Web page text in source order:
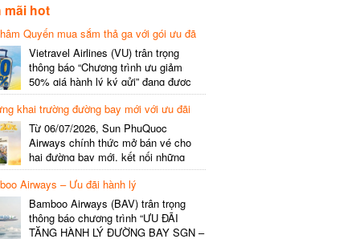
hot
Quyến mua sắm thả ga với gói ưu đã
gói cước
Vietravel Airlines (VU) trân trọng
thông báo “Chương trình ưu giảm
50% giá hành lý ký gửi” đang được
triển khai cho đường bay quốc tế mới
kết nối từ TP. Hồ Chí Minh
(SGN) đi Thâm Quyến – Trung Quốc
(SZX), chi tiết như sau: LỊCH BAY
CHI TIẾT Đường bay SHCB Giờ khởi
hành Giờ đến Tần suất…
khai trường đường bay mới với ưu đãi
Từ 06/07/2026, Sun PhuQuoc
Airways chính thức mở bán vé cho
hai đường bay mới, kết nối những
điểm đến giàu trải nghiệm, giúp hành
khách khám phá vẻ đẹp thiên nhiên
và văn hóa của miền Trung Việt Nam.
Thông tin đường bay mới Đường bay
SHCB Giờ bay Tần suất Thời gian
Airways – Ưu đãi hành lý
Bamboo Airways (BAV) trân trọng
thông báo chương trình “ƯU ĐÃI
TẶNG HÀNH LÝ ĐƯỜNG BAY SGN –